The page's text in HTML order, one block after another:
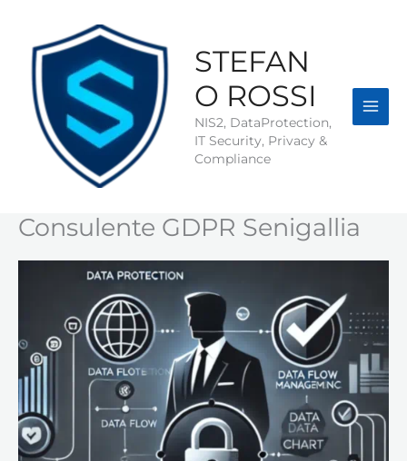
contenuto
STEFAN
O ROSSI
NIS2, DataProtection,
IT Security, Privacy &
Compliance
Consulente GDPR Senigallia